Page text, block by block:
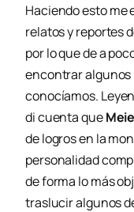
Haciendo esto me
relatos y reportes
por lo que de a
encontrar algunos
conocíamos.
di cuenta que
de logros en la
personalidad
de forma lo más
traslucir algunos